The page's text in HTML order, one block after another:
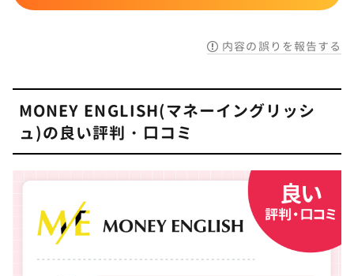
内容の誤りを報告する
MONEY ENGLISH(マネーイングリッシ
ュ)の良い評判・口コミ